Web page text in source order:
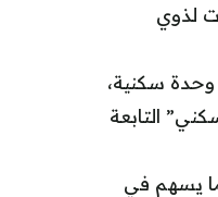
لذوي
وأشار إلى أن المرحلة الأولى من المشروع ستنطلق خلال العام الجاري 2023، ببناء 5000 وحدة سكنية،
منصة “سكني” التابعة
يسهم في